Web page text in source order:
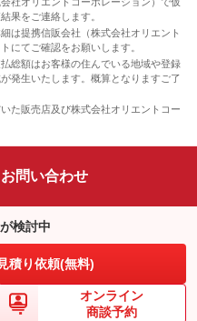
果をご連絡します。
は提携信販会社（株式会社オリエント
にてご確認をお願いします。
総額はお客様の住んでいる地域や登録
発生いたします。概算となりますご了
た販売店及び株式会社オリエントコー
問い合わせ
が検討中
積り依頼(無料)
オンライン
商談予約